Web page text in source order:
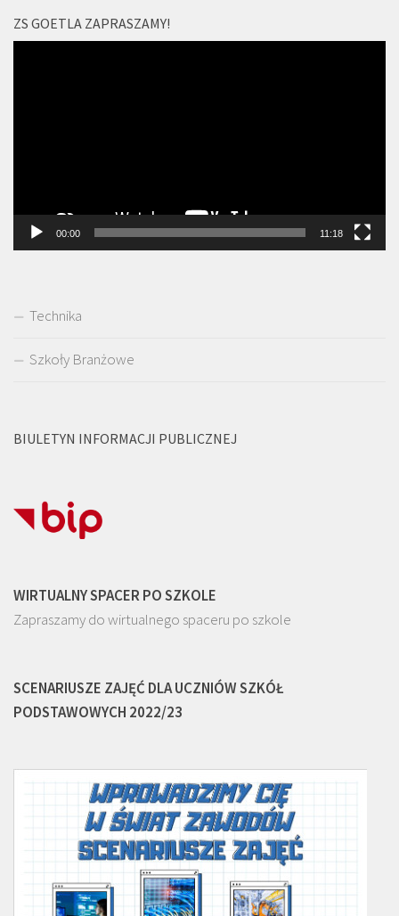
ZS GOETLA ZAPRASZAMY!
00:00 11:18
Technika
Szkoły Branżowe
BIULETYN INFORMACJI PUBLICZNEJ
WIRTUALNY SPACER PO SZKOLE
Zapraszamy do wirtualnego spaceru po szkole
SCENARIUSZE ZAJĘĆ DLA UCZNIÓW SZKÓŁ
PODSTAWOWYCH 2022/23